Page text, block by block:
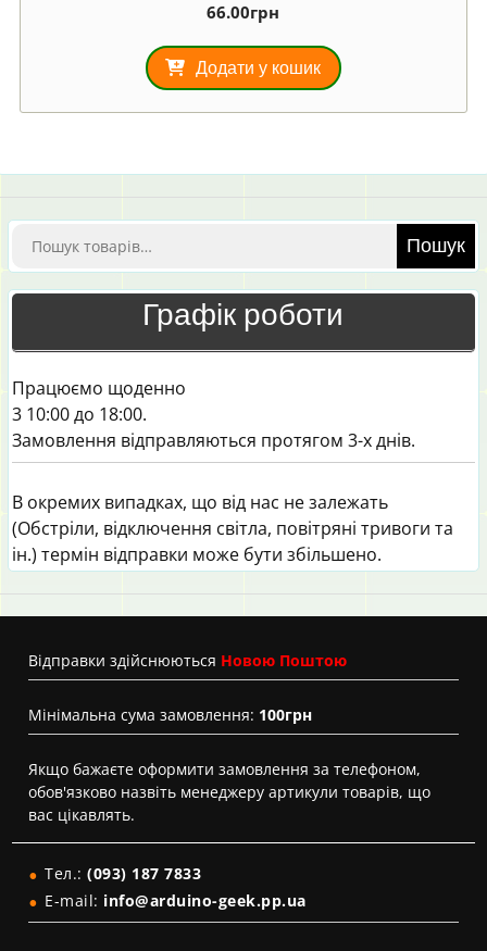
66.00грн
Додати у кошик
Шукати: Пошук
Графік роботи
Працюємо щоденно
3 10:00 до 18:00.
Замовлення відправляються протягом 3-х днів.
В окремих випадках, що від нас не залежать
(Обстріли, відключення світла, повітряні тривоги та
ін.) термін відправки може бути збільшено.
Вiдправки здійснюються Новою Поштою
Мінімальна сума замовлення: 100грн
Якщо бажаєте оформити замовлення за телефоном,
обов'язково назвіть менеджеру артикули товарів, що
вас цікавлять.
Тел.: (093) 187 7833
E-mail: info@arduino-geek.pp.ua